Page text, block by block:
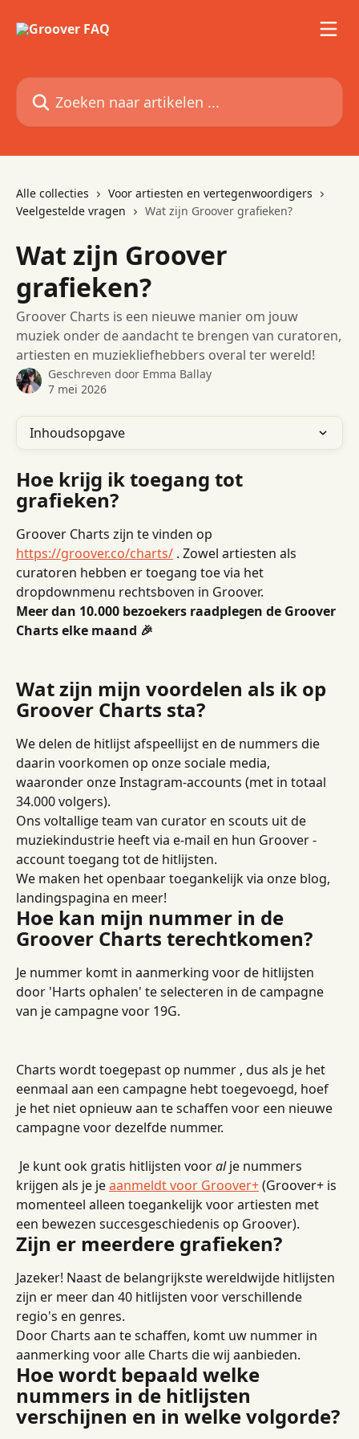
Zoeken naar artikelen ...
Alle collecties
Voor artiesten en vertegenwoordigers
Veelgestelde vragen
Wat zijn Groover grafieken?
Wat zijn Groover
grafieken?
Groover Charts is een nieuwe manier om jouw
muziek onder de aandacht te brengen van curatoren,
artiesten en muziekliefhebbers overal ter wereld!
Geschreven door Emma Ballay
7 mei 2026
Inhoudsopgave
Hoe krijg ik toegang tot
grafieken?
Groover Charts zijn te vinden op
https://groover.co/charts/ . Zowel artiesten als
curatoren hebben er toegang toe via het
dropdownmenu rechtsboven in Groover.
Meer dan 10.000 bezoekers raadplegen de Groover
Charts elke maand 🎉
Wat zijn mijn voordelen als ik op
Groover Charts sta?
We delen de hitlijst afspeellijst en de nummers die
daarin voorkomen op onze sociale media,
waaronder onze Instagram-accounts (met in totaal
34.000 volgers).
Ons voltallige team van curator en scouts uit de
muziekindustrie heeft via e-mail en hun Groover -
account toegang tot de hitlijsten.
We maken het openbaar toegankelijk via onze blog,
landingspagina en meer!
Hoe kan mijn nummer in de
Groover Charts terechtkomen?
Je nummer komt in aanmerking voor de hitlijsten
door 'Harts ophalen' te selecteren in de campagne
van je campagne voor 19G.
Charts wordt toegepast op nummer , dus als je het
eenmaal aan een campagne hebt toegevoegd, hoef
je het niet opnieuw aan te schaffen voor een nieuwe
campagne voor dezelfde nummer.
Je kunt ook gratis hitlijsten voor al je nummers
krijgen als je je aanmeldt voor Groover+ (Groover+ is
momenteel alleen toegankelijk voor artiesten met
een bewezen succesgeschiedenis op Groover).
Zijn er meerdere grafieken?
Jazeker! Naast de belangrijkste wereldwijde hitlijsten
zijn er meer dan 40 hitlijsten voor verschillende
regio's en genres.
Door Charts aan te schaffen, komt uw nummer in
aanmerking voor alle Charts die wij aanbieden.
Hoe wordt bepaald welke
nummers in de hitlijsten
verschijnen en in welke volgorde?